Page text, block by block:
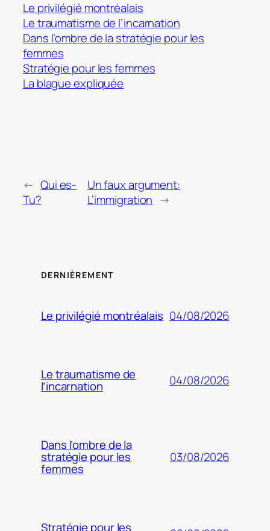
Le privilégié montréalais
Le traumatisme de l’incarnation
Dans l’ombre de la stratégie pour les
femmes
Stratégie pour les femmes
La blague expliquée
← Qui es-
Tu?
Un faux argument:
L’immigration →
DERNIÈREMENT
Le privilégié montréalais 04/08/2026
Le traumatisme de
l’incarnation 04/08/2026
Dans l’ombre de la
stratégie pour les
femmes
03/08/2026
Stratégie pour les